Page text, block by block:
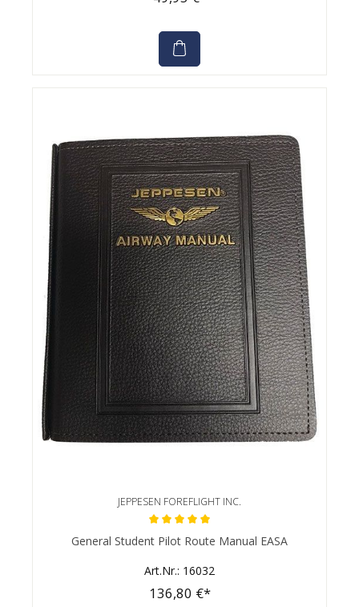
JEPPESEN FOREFLIGHT INC.
Durchschnittliche Bewertung von 5 von 5 Sternen
General Student Pilot Route Manual EASA
Art.Nr.: 16032
136,80 €*